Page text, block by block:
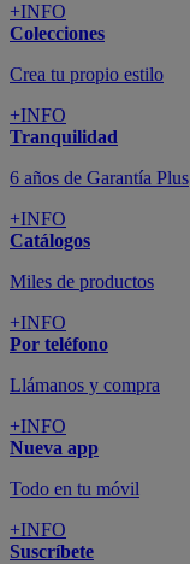
+INFO
Colecciones
Crea tu propio estilo
+INFO
Tranquilidad
6 años de Garantía Plus
+INFO
Catálogos
Miles de productos
+INFO
Por teléfono
Llámanos y compra
+INFO
Nueva app
Todo en tu móvil
+INFO
Suscríbete